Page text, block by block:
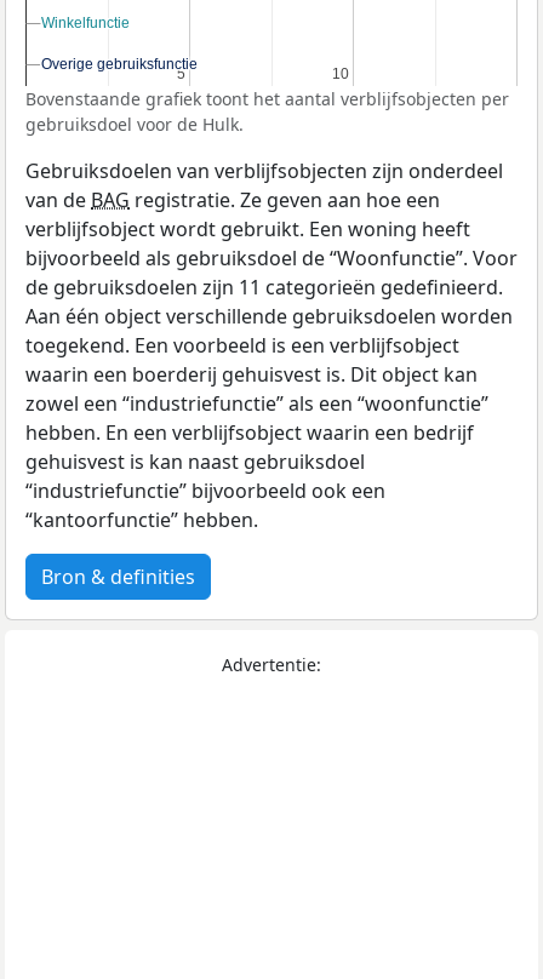
5
5 10
10
Winkelfunctie
Winkelfunctie
Overige gebruiksfunctie
Overige gebruiksfunctie
Bovenstaande grafiek toont het aantal verblijfsobjecten per
gebruiksdoel voor de Hulk.
Gebruiksdoelen van verblijfsobjecten zijn onderdeel
van de BAG registratie. Ze geven aan hoe een
verblijfsobject wordt gebruikt. Een woning heeft
bijvoorbeeld als gebruiksdoel de “Woonfunctie”. Voor
de gebruiksdoelen zijn 11 categorieën gedefinieerd.
Aan één object verschillende gebruiksdoelen worden
toegekend. Een voorbeeld is een verblijfsobject
waarin een boerderij gehuisvest is. Dit object kan
zowel een “industriefunctie” als een “woonfunctie”
hebben. En een verblijfsobject waarin een bedrijf
gehuisvest is kan naast gebruiksdoel
“industriefunctie” bijvoorbeeld ook een
“kantoorfunctie” hebben.
Bron & definities
Advertentie: